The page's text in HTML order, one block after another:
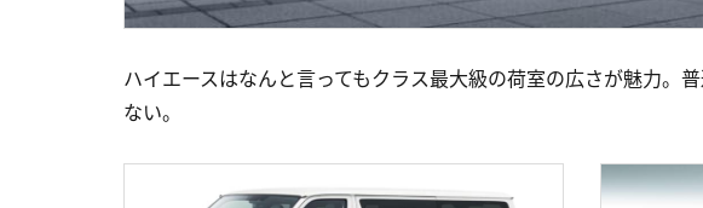
ハイエースはなんと言ってもクラス最大級の荷室の広さが魅力。
ない。